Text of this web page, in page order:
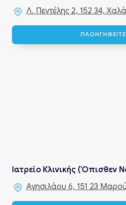
Λ. Πεντέλης 2, 152 34,
ΠΛΟΗΓΗΘΕΙΤΕ
Ιατρείο Κλινικής (Όπισθεν
Αγησιλάου 6, 151 23